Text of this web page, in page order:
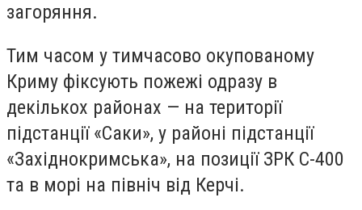
загоряння.
Тим часом у тимчасово окупованому
Криму фіксують пожежі одразу в
декількох районах — на території
підстанції «Саки», у районі підстанції
«Західнокримська», на позиції ЗРК С-400
та в морі на північ від Керчі.